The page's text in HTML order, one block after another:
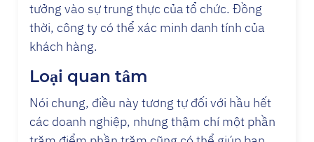
tưởng vào sự trung thực của tổ chức. Đồng
thời, công ty có thể xác minh danh tính của
khách hàng.
Loại quan tâm
Nói chung, điều này tương tự đối với hầu hết
các doanh nghiệp, nhưng thậm chí một phần